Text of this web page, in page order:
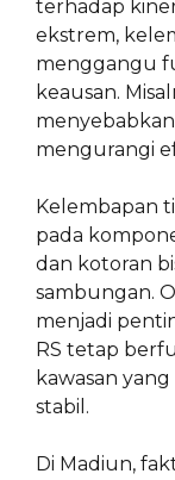
terhadap
ekstrem,
menggangu
keausan.
mengurangi
Kelembapan
pada
dan kotoran
sambungan.
menjadi
RS tetap
kawasan
stabil.
Di Madiun,